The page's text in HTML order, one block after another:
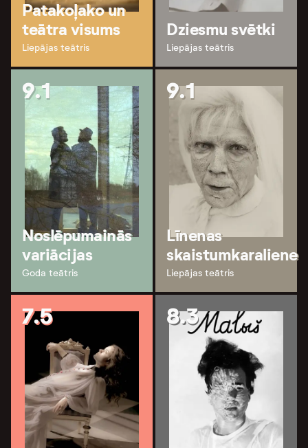
Patakoļako un
teātra visums
Liepājas teātris
Dziesmu svētki
Liepājas teātris
9.1
Noslēpumainās
variācijas
Goda teātris
9.1
Līnenas
skaistumkaraliene
Liepājas teātris
7.5 8.3